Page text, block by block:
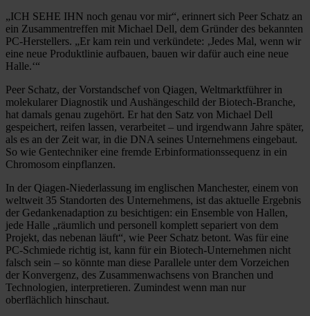
„ICH SEHE IHN noch genau vor mir“, erinnert sich Peer Schatz an
ein Zusammentreffen mit Michael Dell, dem Gründer des bekannten
PC-Herstellers. „Er kam rein und verkündete: ‚Jedes Mal, wenn wir
eine neue Produktlinie aufbauen, bauen wir dafür auch eine neue
Halle.‘“
Peer Schatz, der Vorstandschef von Qiagen, Weltmarktführer in
molekularer Diagnostik und Aushängeschild der Biotech-Branche,
hat damals genau zugehört. Er hat den Satz von Michael Dell
gespeichert, reifen lassen, verarbeitet – und irgendwann Jahre später,
als es an der Zeit war, in die DNA seines Unternehmens eingebaut.
So wie Gentechniker eine fremde Erbinformations­sequenz in ein
Chromosom einpflanzen.
In der Qiagen-Niederlassung im englischen Manchester, einem von
weltweit 35 Standorten des Unternehmens, ist das aktuelle Ergebnis
der Gedankenadap­tion zu besichtigen: ein Ensemble von Hallen,
jede Halle „räumlich und personell komplett separiert von dem
Projekt, das nebenan läuft“, wie Peer Schatz betont. Was für eine
PC-Schmiede richtig ist, kann für ein Biotech-Unternehmen nicht
falsch sein – so könnte man diese Parallele unter dem Vorzeichen
der Konvergenz, des Zusammenwachsens von Branchen und
Technologien, interpretieren. Zumindest wenn man nur
oberflächlich hinschaut.